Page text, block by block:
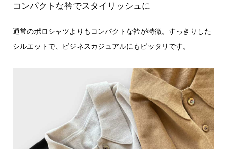
コンパクトな衿でスタイリッシュに
通常のポロシャツよりもコンパクトな衿が特徴。すっきりした
シルエットで、ビジネスカジュアルにもピッタリです。